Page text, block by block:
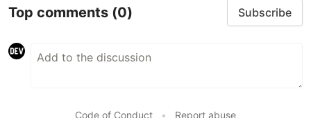
Top comments (0) Subscribe
Code of Conduct • Report abuse